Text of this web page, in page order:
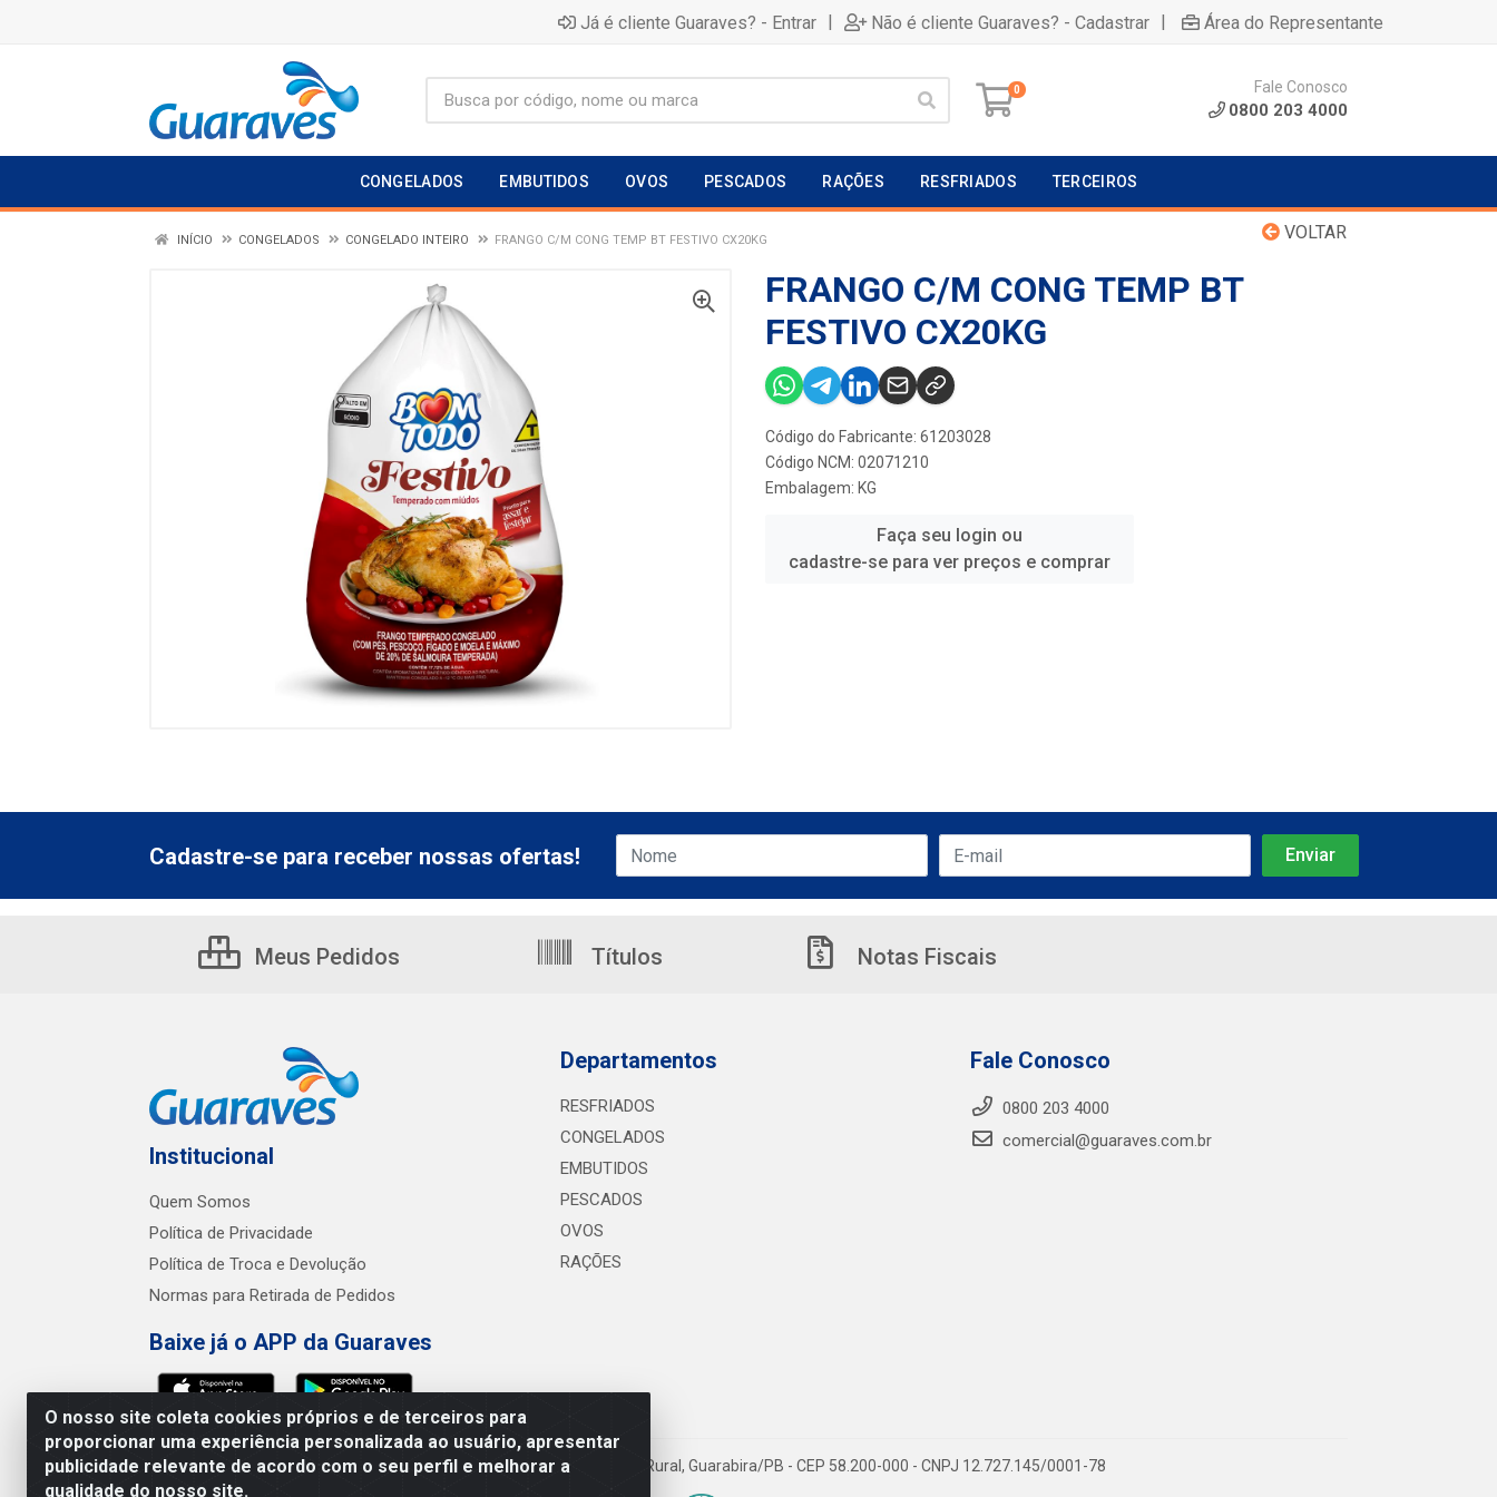
Já é cliente Guaraves? - Entrar | Não é cliente Guaraves? - Cadastrar | Área do Representante
0 Fale Conosco
0800 203 4000
CONGELADOS EMBUTIDOS OVOS PESCADOS RAÇÕES RESFRIADOS TERCEIROS
VOLTAR
INÍCIO CONGELADOS CONGELADO INTEIRO FRANGO C/M CONG TEMP BT FESTIVO CX20KG
FRANGO C/M CONG TEMP BT
FESTIVO CX20KG
Código do Fabricante: 61203028
Código NCM: 02071210
Embalagem: KG
Faça seu login ou
cadastre-se para ver preços e comprar
O nosso site coleta cookies próprios e de terceiros para
proporcionar uma experiência personalizada ao usuário, apresentar
publicidade relevante de acordo com o seu perfil e melhorar a
qualidade do nosso site.
Cadastre-se para receber nossas ofertas!
Meus Pedidos Títulos Notas Fiscais
Institucional
Quem Somos
Política de Privacidade
Política de Troca e Devolução
Normas para Retirada de Pedidos
Baixe já o APP da Guaraves
Departamentos
RESFRIADOS
CONGELADOS
EMBUTIDOS
PESCADOS
OVOS
RAÇÕES
Fale Conosco
0800 203 4000
comercial@guaraves.com.br
Guaraves - PB 075 KM 2, S/N - Zona Rural, Guarabira/PB - CEP 58.200-000 - CNPJ 12.727.145/0001-78